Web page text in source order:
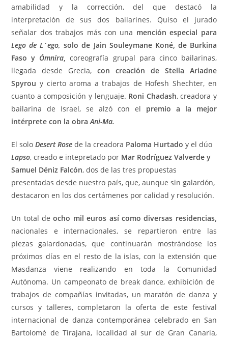
amabilidad y la corrección, del que destacó la
interpretación de sus dos bailarines. Quiso el jurado
señalar dos trabajos más con una mención especial para
Lego de L´ego, solo de Jain Souleymane Koné, de Burkina
Faso y Ómnira
coreografía grupal para cinco bailarinas,
llegada desde Grecia,con creación de Stella Ariadne
Spyrou y cierto aroma a trabajos de Hofesh Shechter, en
cuanto a composición y lenguaje. Roni Chadash, creadora y
bailarina de Israel, se alzó con el premio a la mejor
intérprete con la obraAni-Ma.
El soloDesert Rose de la creadora Paloma Hurtado y el dúo
Lapso, creado e intepretado por Mar Rodríguez Valverde y
Samuel Déniz Falcón, dos de las tres propuestas
presentadas desde nuestro país, que, aunque sin galardón,
destacaron en los dos certámenes por calidad y resolución.
Un total deocho mil euros así como diversas residencias,
nacionales e internacionales, se repartieron entre las
piezas galardonadas, que continuarán mostrándose los
próximos días en el resto de la islas, con la extensión que
Masdanza viene realizando en toda la Comunidad
Autónoma. Un campeonato de break dance, exhibición de
trabajos de compañías invitadas, un maratón de danza y
cursos y talleres, completaron la oferta de este festival
internacional de danza contemporánea celebrado en San
Bartolomé de Tirajana, localidad al sur de Gran Canaria,